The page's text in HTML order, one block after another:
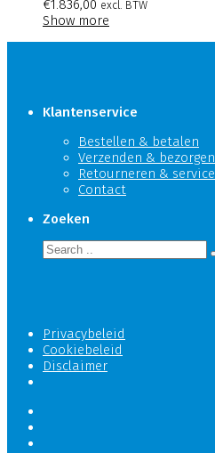
€1.836,00 excl. BTW
Show more
Klantenservice
Bestellen & betalen
Verzenden & bezorgen
Retourneren & service
Contact
Zoeken
Privacybeleid
Cookiebeleid
Disclaimer